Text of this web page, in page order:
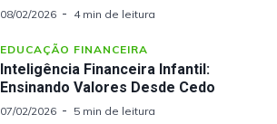
08/02/2026 4 min de leitura
EDUCAÇÃO FINANCEIRA
Inteligência Financeira Infantil:
Ensinando Valores Desde Cedo
07/02/2026 5 min de leitura